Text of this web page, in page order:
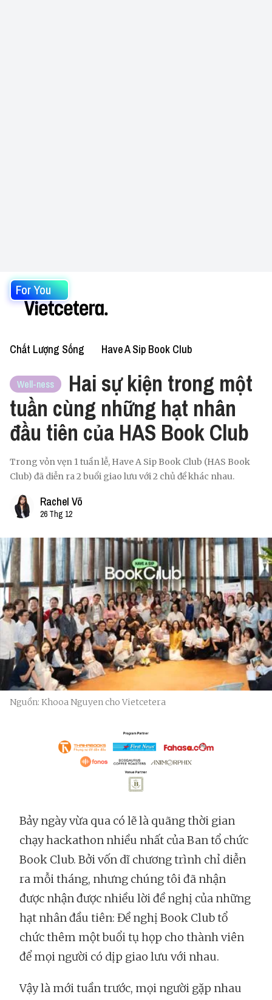
For You
Chất Lượng Sống Have A Sip Book Club
Well-ness
Hai sự kiện trong một
tuần cùng những hạt nhân
đầu tiên của HAS Book Club
Trong vỏn vẹn 1 tuần lễ, Have A Sip Book Club (HAS Book
Club) đã diễn ra 2 buổi giao lưu với 2 chủ đề khác nhau.
Rachel Võ
26 Thg 12
Nguồn: Khooa Nguyen cho Vietcetera
Bảy ngày vừa qua có lẽ là quãng thời gian
chạy hackathon nhiều nhất của Ban tổ chức
Book Club. Bởi vốn dĩ chương trình chỉ diễn
ra mỗi tháng, nhưng chúng tôi đã nhận
được nhận được nhiều lời đề nghị của những
hạt nhân đầu tiên: Đề nghị Book Club tổ
chức thêm một buổi tụ họp cho thành viên
để mọi người có dịp giao lưu với nhau.
Vậy là mới tuần trước, mọi người gặp nhau